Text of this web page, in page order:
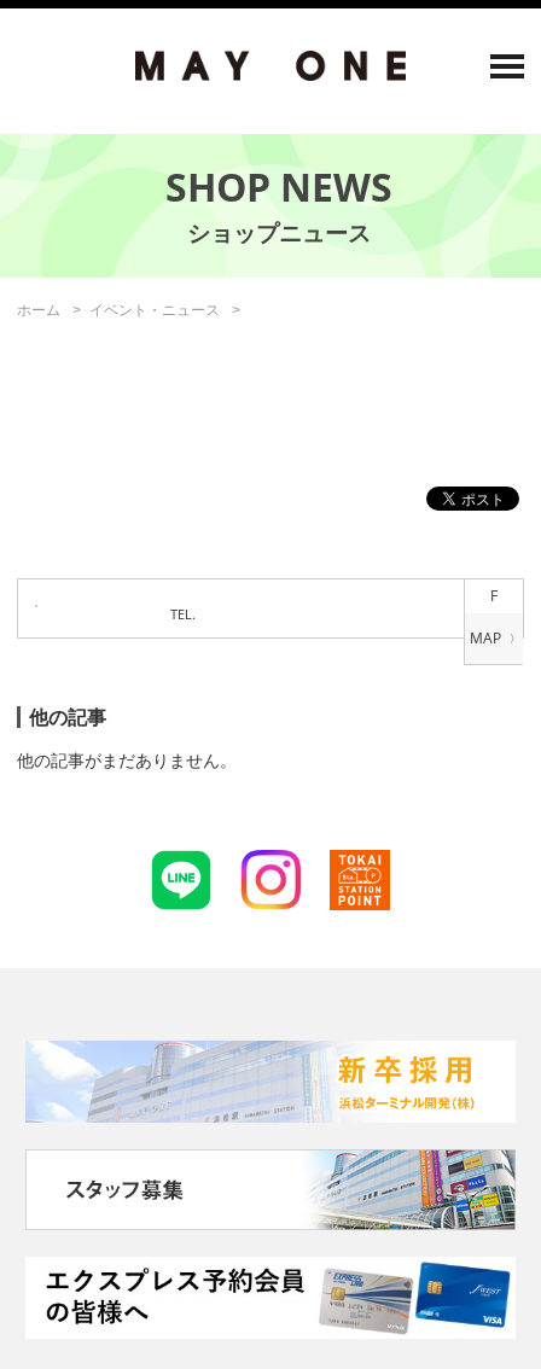
SHOP NEWS
ホーム イベント・ニュース
F
TEL.
他の記事
他の記事がまだありません。